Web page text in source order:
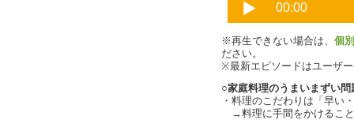
※再生できない場合は、 個
ださい。
※最新エピソードはユーザ
○家庭料理のうまいまずい問
・料理のこだわりは「早い
→料理に手間をかけるこ